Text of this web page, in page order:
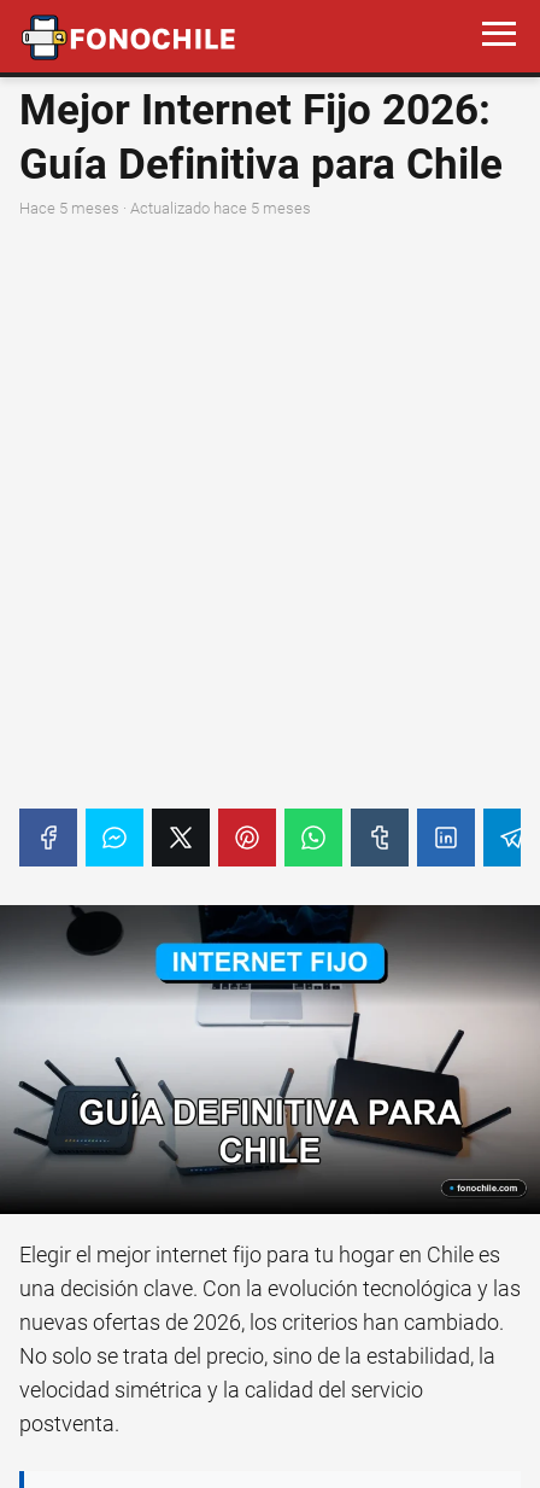
Mejor Internet Fijo 2026:
Guía Definitiva para Chile
hace 5 meses · Actualizado hace 5 meses
Elegir el mejor internet fijo para tu hogar en Chile es
una decisión clave. Con la evolución tecnológica y las
nuevas ofertas de 2026, los criterios han cambiado.
No solo se trata del precio, sino de la estabilidad, la
velocidad simétrica y la calidad del servicio
postventa.